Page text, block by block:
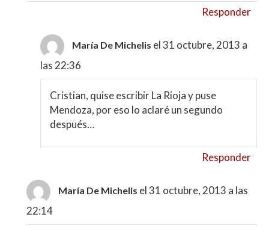
Responder
María De Michelis el 31 octubre, 2013 a
las 22:36
Cristian, quise escribir La Rioja y puse
Mendoza, por eso lo aclaré un segundo
después…
Responder
María De Michelis el 31 octubre, 2013 a las
22:14